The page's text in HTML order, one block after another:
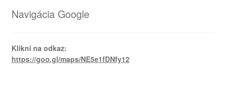
Navigácia Google
Klikni na odkaz:
https://goo.gl/maps/NE5e1fDNfy12